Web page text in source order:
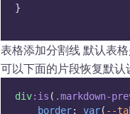
}
表格添加分割线 默认表
可以下面的片段恢复默认
div:is ( .markdown-
border: var( --